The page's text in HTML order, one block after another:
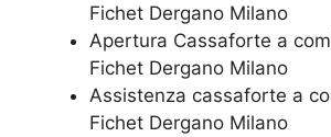
Fichet Dergano Milano
​Apertura Cassaforte a
Fichet Dergano Milano
Assistenza cassaforte a
Fichet Dergano Milano